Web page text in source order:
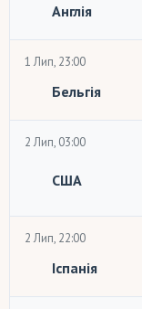
Англія
1 Лип, 23:00
Бельгія
2 Лип, 03:00
США
2 Лип, 22:00
Іспанія